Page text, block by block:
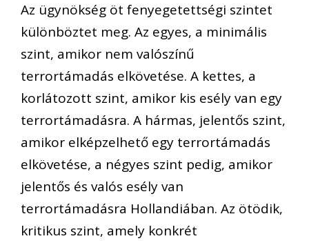
Az ügynökség öt fenyegetettségi szintet
különböztet meg. Az egyes, a minimális
szint, amikor nem valószínű
terrortámadás elkövetése. A kettes, a
korlátozott szint, amikor kis esély van egy
terrortámadásra. A hármas, jelentős szint,
amikor elképzelhető egy terrortámadás
elkövetése, a négyes szint pedig, amikor
jelentős és valós esély van
terrortámadásra Hollandiában. Az ötödik,
kritikus szint, amely konkrét